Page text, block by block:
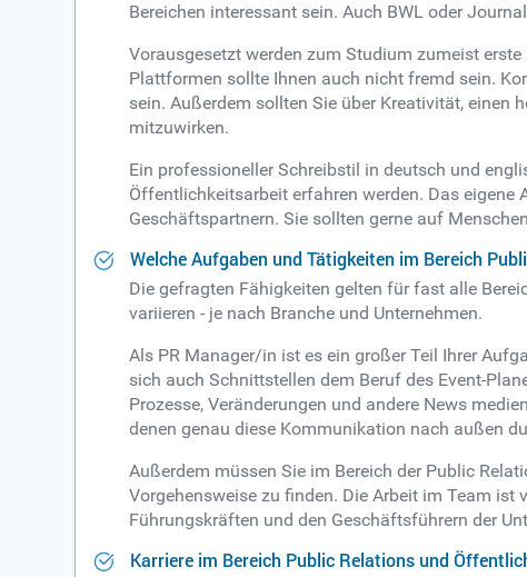
Bereichen interessant sein. Auch BWL oder
Vorausgesetzt werden zum Studium zumeist
Plattformen sollte Ihnen auch nicht fremd sein.
sein. Außerdem sollten Sie über Kreativität, einen
mitzuwirken.
Ein professioneller Schreibstil in deutsch und
Öffentlichkeitsarbeit erfahren werden. Das
Geschäftspartnern. Sie sollten gerne auf
Welche Aufgaben und Tätigkeiten im Bereich
Die gefragten Fähigkeiten gelten für fast alle
variieren - je nach Branche und Unternehmen.
Als PR Manager/in ist es ein großer Teil Ihrer
sich auch Schnittstellen dem Beruf des Event-
Prozesse, Veränderungen und andere News
denen genau diese Kommunikation nach außen
Außerdem müssen Sie im Bereich der Public
Vorgehensweise zu finden. Die Arbeit im Team
Führungskräften und den Geschäftsführern der
Karriere im Bereich Public Relations und